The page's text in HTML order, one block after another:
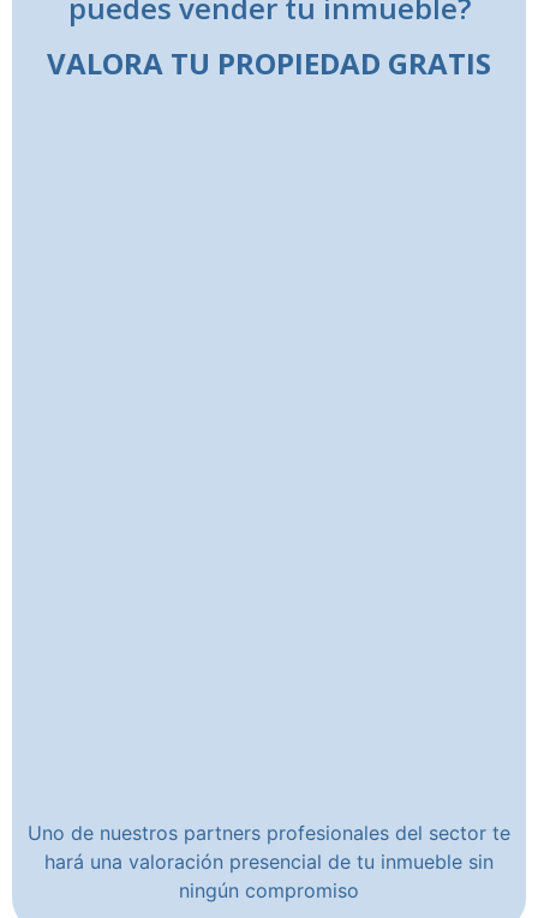
VALORA TU PROPIEDAD GRATIS
Uno de nuestros partners profesionales del sector te
hará una valoración presencial de tu inmueble sin
ningún compromiso